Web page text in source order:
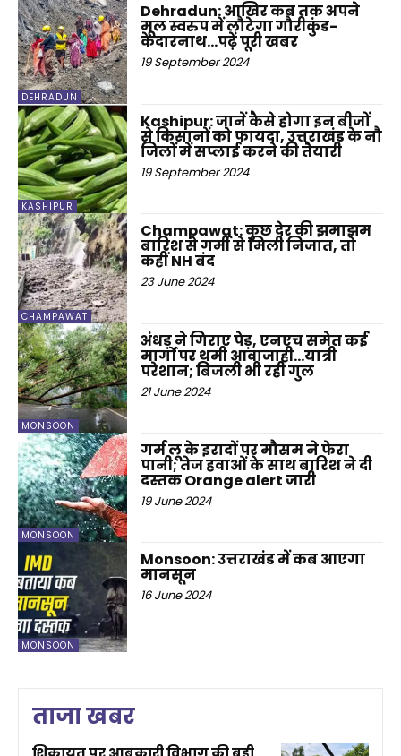
DEHRADUN
Dehradun: आखिर कब तक अपने
मूल स्वरुप में लौटेगा गौरीकुंड-
केदारनाथ…पढ़ें पूरी खबर
19 September 2024
KASHIPUR
Kashipur: जानें कैसे होगा इन बीजों
से किसानों को फायदा, उत्तराखंड के नौ
जिलों में सप्लाई करने की तैयारी
19 September 2024
CHAMPAWAT
Champawat: कुछ देर की झमाझम
बारिश से गर्मी से मिली निजात, तो
कहीं NH बंद
23 June 2024
MONSOON
अंधड़ ने गिराए पेड़, एनएच समेत कई
मार्गों पर थमी आवाजाही…यात्री
परेशान; बिजली भी रही गुल
21 June 2024
MONSOON
गर्म लू के इरादों पर मौसम ने फेरा
पानी; तेज हवाओं के साथ बारिश ने दी
दस्तक Orange alert जारी
19 June 2024
MONSOON
Monsoon: उत्तराखंड में कब आएगा
मानसून
16 June 2024
ताजा खबर